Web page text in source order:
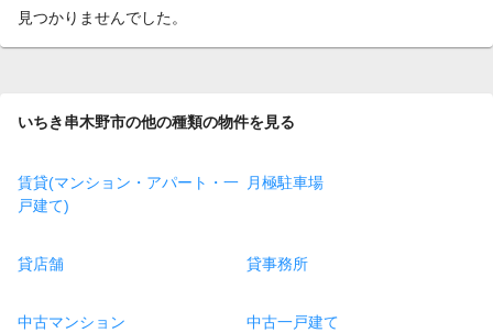
見つかりませんでした。
いちき串木野市の他の種類の物件を見る
賃貸(マンション・アパート・一
戸建て)
月極駐車場
貸店舗 貸事務所
中古マンション 中古一戸建て